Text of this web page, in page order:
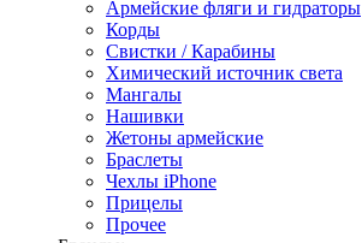
Армейские фляги и гидраторы
Корды
Свистки / Карабины
Химический источник света
Мангалы
Нашивки
Жетоны армейские
Браслеты
Чехлы iPhone
Прицелы
Прочее